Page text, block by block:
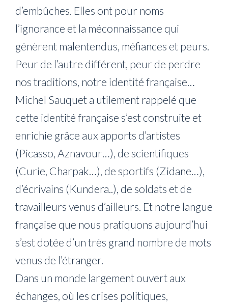
d’embûches. Elles ont pour noms
l’ignorance et la méconnaissance qui
génèrent malentendus, méfiances et peurs.
Peur de l’autre différent, peur de perdre
nos traditions, notre identité française…
Michel Sauquet a utilement rappelé que
cette identité française s’est construite et
enrichie grâce aux apports d’artistes
(Picasso, Aznavour…), de scientifiques
(Curie, Charpak…), de sportifs (Zidane…),
d’écrivains (Kundera..), de soldats et de
travailleurs venus d’ailleurs. Et notre langue
française que nous pratiquons aujourd’hui
s’est dotée d’un très grand nombre de mots
venus de l’étranger.
Dans un monde largement ouvert aux
échanges, où les crises politiques,